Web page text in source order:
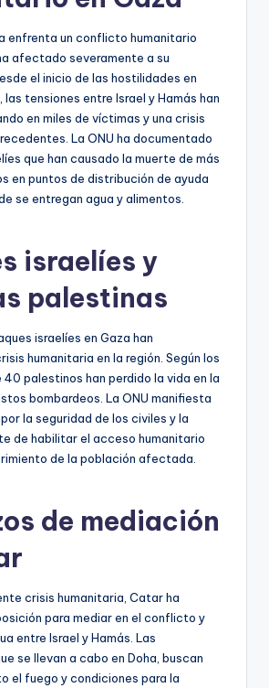
enfrenta un conflicto humanitario
afectado severamente a su
el inicio de las hostilidades en
tensiones entre Israel y Hamás han
en miles de víctimas y una crisis
La ONU ha documentado
que han causado la muerte de más
en puntos de distribución de ayuda
se entregan agua y alimentos.
israelíes y
palestinas
israelíes en Gaza han
humanitaria en la región. Según los
40 palestinos han perdido la vida en la
bombardeos. La ONU manifiesta
la seguridad de los civiles y la
de habilitar el acceso humanitario
de la población afectada.
de mediación
crisis humanitaria, Catar ha
para mediar en el conflicto y
entre Israel y Hamás. Las
se llevan a cabo en Doha, buscan
el fuego y condiciones para la